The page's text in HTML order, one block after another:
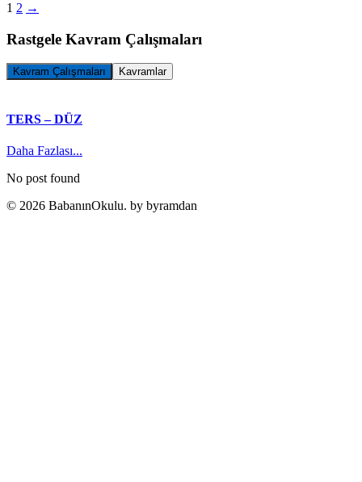
1 2 →
Rastgele Kavram Çalışmaları
Kavram Çalışmaları Kavramlar
TERS – DÜZ
Daha Fazlası...
No post found
© 2026 BabanınOkulu. by byramdan